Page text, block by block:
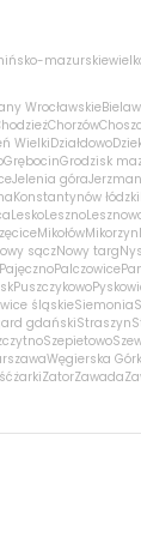
mazurskie
Wrocławskie
Chorzów
WielkiDziałdowo
GrębocinGrodzisk
Jelenia góra
Konstantynów łódzki
LeskoLeszno
MikołówMikorzyn
sączNowy targ
PajęcznoPalczowice
Puszczykowo
śląskieSiemonia
gdańskiStraszyn
Szepietowo
Węgierska
żarkiZatorZawada